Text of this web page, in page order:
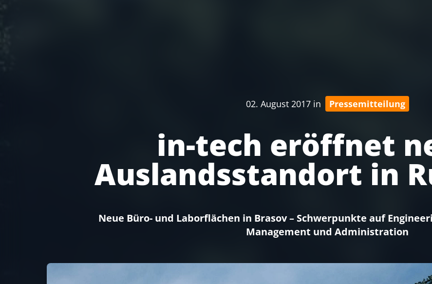
02. August 2017 in Pressemitteilung
in-tech eröffnet
Auslandsstandort in
Neue Büro- und Laborflächen in Brasov – Schwerpunkte auf
Management und Administration